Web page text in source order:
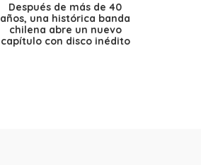
Después de más de 40
años, una histórica banda
chilena abre un nuevo
capítulo con disco inédito